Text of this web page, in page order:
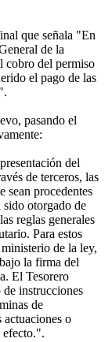
que señala "En
de la
cobro del permiso
el pago de las
pasando el
del
de terceros, las
sean procedentes
sido otorgado de
reglas generales
Para estos
de la ley,
la firma del
El Tesorero
instrucciones
de
actuaciones o
efecto.".